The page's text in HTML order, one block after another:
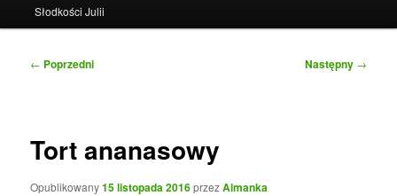
Słodkości Julii
Nawigacja
← Poprzedni Następny →
Tort ananasowy
Opublikowany15 listopada 2016przezAlmanka